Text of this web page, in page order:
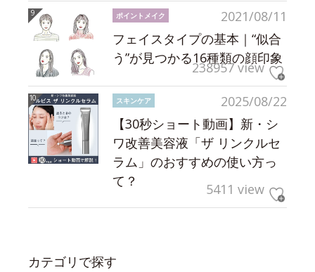
2021/08/11
ポイントメイク
フェイスタイプの基本｜“似合
う”が見つかる16種類の顔印象
238957 view
2025/08/22
スキンケア
【30秒ショート動画】新・シ
ワ改善美容液「ザ リンクルセ
ラム」のおすすめの使い方っ
て？
5411 view
カテゴリで探す